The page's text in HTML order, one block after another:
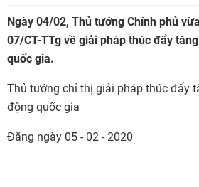
Ngày 04/02, Thủ tướng Chính phủ
07/CT-TTg về giải pháp thúc đẩy
quốc gia.
Thủ tướng chỉ thị giải pháp thúc đẩy
động quốc gia
Đăng ngày 05 - 02 - 2020